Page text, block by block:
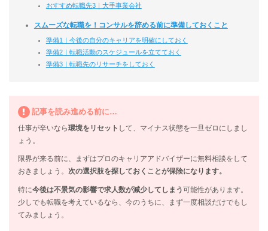
おすすめ転職先3｜大手事業会社
スムーズな転職を！コンサルを辞める前に準備しておくこと
準備1｜今後の自分のキャリアを明確にしておく
準備2｜転職活動のスケジュールを立てておく
準備3｜転職先のリサーチをしておく
記事を読み進める前に…
仕事が辛いなら環境をリセット して、マイナス状態を一旦ゼロにしまし
ょう。
限界が来る前に、まずはプロのキャリアアドバイザーに無料相談をして
おきましょう。 次の選択肢を探しておくことが保険になります。
特に今後は不景気の影響で求人数が減少してしまう可能性があります。
少しでも転職を考えているなら、今のうちに、まず一度相談だけでもし
てみましょう。